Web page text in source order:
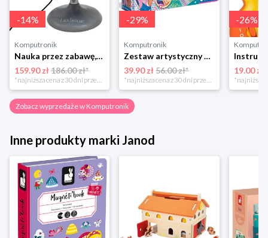
-14%
Komputronik
Nauka przez zabawę,zabawka edukacyjna,zabawka interaktywna Lexibook Globus Świecący Dzienny i Nocny PL LEXIBOOK
159.90 zł186.00 zł*
*najniższa cena z 30 dni przed obniżką
-29%
Komputronik
Zestaw artystyczny Clementoni Crazy chic Odjazdowe paznokcie 78771
39.90 zł 56.00 zł*
*najniższa cena z 30 dni przed obniżką
-26%
19.00 zł
Zobacz wyprzedaże w Komputronik
Inne produkty marki Janod